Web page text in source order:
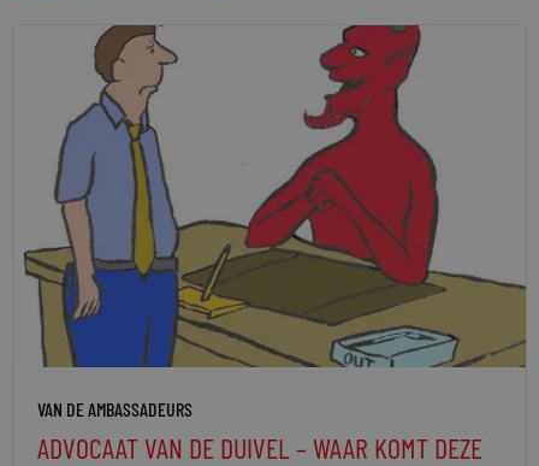
VAN DE AMBASSADEURS
ADVOCAAT VAN DE DUIVEL – WAAR KOMT DEZE